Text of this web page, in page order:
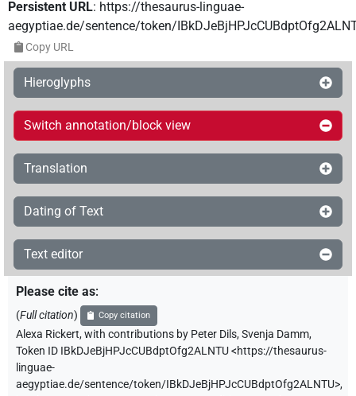
Persistent URL: https://thesaurus-linguae-
aegyptiae.de/sentence/token/
Copy URL
Hieroglyphs
Switch annotation/block view
Translation
Dating of Text
Text editor
Please cite as:
(Full citation) Copy citation
Alexa Rickert,with contributions by Peter Dils,Svenja Damm,
Token ID IBkDJeBjHPJcCUBdptOfg2ALNTU<https://thesaurus-
linguae-
aegyptiae.de/sentence/token/IBkDJeBjHPJcCUBdptOfg2ALNTU>,